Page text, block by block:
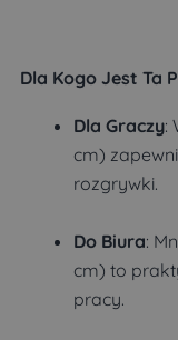
Dla Kogo Jest Ta
Dla Graczy:
cm)
rozgrywki.
Do Biura:
cm) to
pracy.